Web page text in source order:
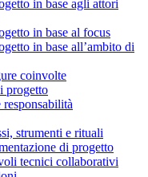
in base agli attori
in base al focus
in base all’ambito di
coinvolte
progetto
strumenti e rituali
di progetto
tecnici collaborativi